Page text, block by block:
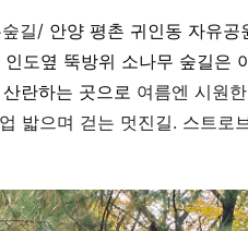
길/ 안양 평촌 귀인동 자유공
도옆 뚝방위 소나무 숲길은
란하는 곳으로 여름엔 시원
밟으며 걷는 멋진길. 스트로